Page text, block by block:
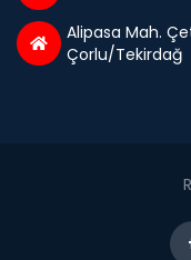
Alipasa Mah.
Çorlu/Tekirdağ